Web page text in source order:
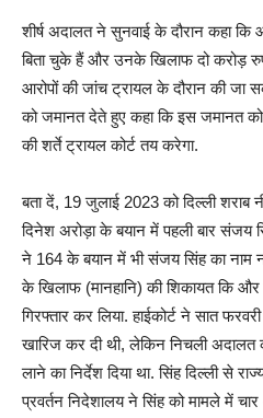
शीर्ष अदालत ने सुनवाई के दौरान कहा
बिता चुके हैं और उनके खिलाफ दो करोड़
आरोपों की जांच ट्रायल के दौरान की जा
को जमानत देते हुए कहा क‍ि इस जमानत को
की शर्ते ट्रायल कोर्ट तय करेगा.
बता दें, 19 जुलाई 2023 को दिल्ली
दिनेश अरोड़ा के बयान में पहली बार संजय
ने 164 के बयान में भी संजय सिंह का नाम
के खिलाफ (मानहानि) की शिकायत कि
गिरफ्तार कर लिया. हाईकोर्ट ने सात
खारिज कर दी थी, लेकिन निचली
लाने का निर्देश दिया था. सिंह दिल्ली से
प्रवर्तन निदेशालय ने सिंह को मामले में